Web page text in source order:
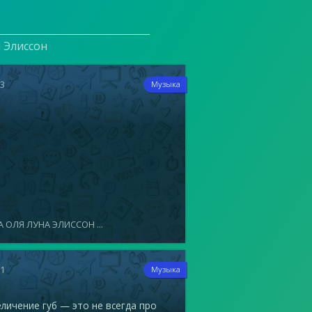
Музыка
ОЛЯ ЛУНА ЭЛИССОН ...
Музыка
губ — это не всегда про